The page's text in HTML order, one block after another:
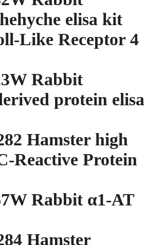
elisa kit
Like Receptor 4
Rabbit
protein elisa
Hamster high
Reactive Protein
Rabbit α1-AT
Hamster